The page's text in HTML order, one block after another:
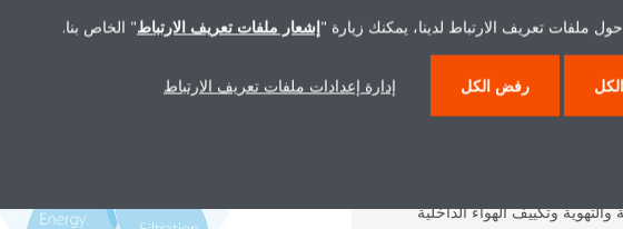
في الطاقة عن طريق نقل الحرارة
وتكييف الهواء الداخلية
ملفات تعريف الارتباط لدينا، يمكنك زيارة "إشعار ملفات تعريف الارتباط" الخاص بنا.
رفض الكل إدارة إعدادات ملفات تعريف الارتباط